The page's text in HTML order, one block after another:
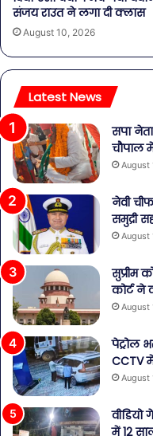
संजय राउत ने लगा दी क्लास
August 10, 2026
Latest News
सपा
चौपाल
August
नेवी
समुद्री
August
सुप्रीम
कोर्ट
August
पेट्रोल
CCTV
August
में 12